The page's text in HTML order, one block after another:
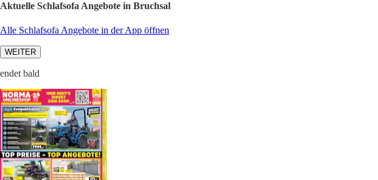
Aktuelle Schlafsofa Angebote in Bruchsal
Alle Schlafsofa Angebote in der App öffnen
WEITER
endet bald